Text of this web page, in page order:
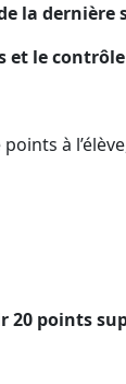
la dernière
et le
à
20 points